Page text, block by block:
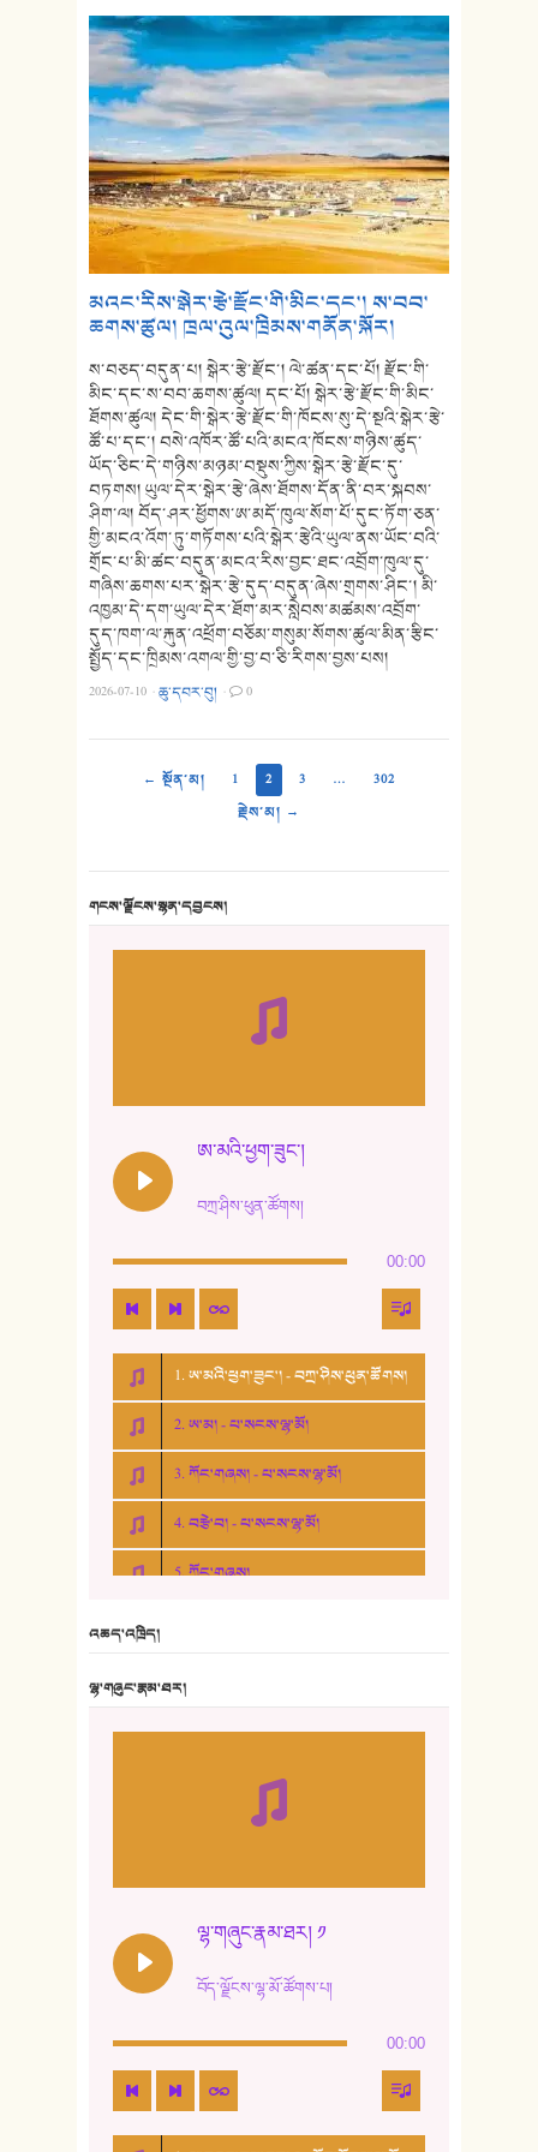
མའང་རིས་སྒེར་རྩེ་རྫོང་གི་མིང་དང་། ས་བབ་
ཆགས་ཚུལ། ཁྲལ་འུལ་ཁྲིམས་གནོན་སྐོར།
ས་བཅད་བདུན་པ། སྒེར་རྩེ་རྫོང་། ལེ་ཚན་དང་པོ། རྫོང་གི་
མིང་དང་ས་བབ་ཆགས་ཚུལ། དང་པོ། སྒེར་རྩེ་རྫོང་གི་མིང་
ཐོགས་ཚུལ། དེང་གི་སྒེར་རྩེ་རྫོང་གི་ཁོངས་སུ་དེ་སྔའི་སྒེར་རྩེ་
ཚོ་པ་དང་། བསེ་འཁོར་ཚོ་པའི་མངའ་ཁོངས་གཉིས་ཚུད་
ཡོད་ཅིང་དེ་གཉིས་མཉམ་བསྡུས་ཀྱིས་སྒེར་རྩེ་རྫོང་དུ་
བཏགས། ཡུལ་དེར་སྒེར་རྩེ་ཞེས་ཐོགས་དོན་ནི་བར་སྐབས་
ཤིག་ལ། བོད་ཤར་ཕྱོགས་ཨ་མདོ་ཁུལ་སོག་པོ་དུང་ཏོག་ཅན་
གྱི་མངའ་འོག་ཏུ་གཏོགས་པའི་སྒེར་རྩེའི་ཡུལ་ནས་ཡོང་བའི་
གྲོང་པ་མི་ཚང་བདུན་མངའ་རིས་བྱང་ཐང་འབྲོག་ཁུལ་དུ་
གཞིས་ཆགས་པར་སྒེར་རྩེ་དུད་བདུན་ཞེས་གྲགས་ཤིང་། མི་
འཁྱམ་དེ་དག་ཡུལ་དེར་ཐོག་མར་སླེབས་མཚམས་འབྲོག་
དུད་ཁག་ལ་རྐུན་འཕྲོག་བཅོམ་གསུམ་སོགས་ཚུལ་མིན་རྩིང་
སྤྱོད་དང་ཁྲིམས་འགལ་གྱི་བྱ་བ་ཅི་རིགས་བྱས་པས།
2026-07-10 ·ཆུ་དབར་བུ། · 0
← སྔོན་མ། 1 2 3 …
302
རྗེས་མ། →
གངས་ལྗོངས་སྙན་དབྱངས།
ཨ་མའི་ཕྱག་ཟུང་།
བཀྲ་ཤིས་ཕུན་ཚོགས།
00:00
1. ཨ་མའི་ཕྱག་ཟུང་། - བཀྲ་ཤིས་ཕུན་ཚོགས།
2. ཨ་མ། - པ་སངས་ལྷ་མོ།
3. ཀོང་གཞས། - པ་སངས་ལྷ་མོ།
4. བརྩེ་བ། - པ་སངས་ལྷ་མོ།
5. ཀོང་གཞས།
10. ཆང་གཞས། ༣
15. ཤམ་པ་ལ་ཡི་སྲས་མོ།
16. ལྷ་བུ་དར་བུ།
འཆད་འཁྲིད།
ལྷ་གཞུང་རྣམ་ཐར།
ལྷ་གཞུང་རྣམ་ཐར། ༡
བོད་ལྗོངས་ལྷ་མོ་ཚོགས་པ།
00:00